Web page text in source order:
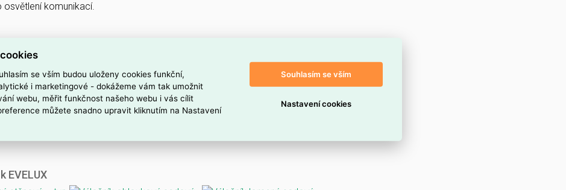
osvětlení komunikací.
EVELUX
se vším budou uloženy cookies funkční,
i marketingové - dokážeme vám tak umožnit
webu, měřit funkčnost našeho webu i vás cílit
můžete snadno upravit kliknutím na Nastavení
Souhlasím se vším
Nastavení cookies